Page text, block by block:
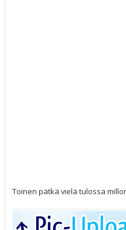
Toinen pätkä vielä tulossa